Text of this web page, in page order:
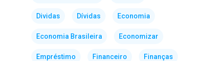
Dividas Dívidas Economia
Economia Brasileira Economizar
Empréstimo Financeiro Finanças